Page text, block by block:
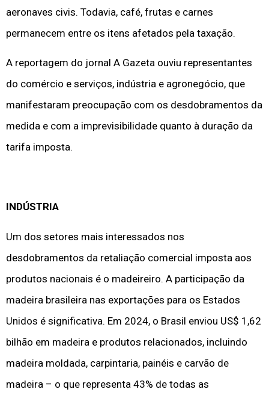
aeronaves civis. Todavia, café, frutas e carnes
permanecem entre os itens afetados pela taxação.
A reportagem do jornal A Gazeta ouviu representantes
do comércio e serviços, indústria e agronegócio, que
manifestaram preocupação com os desdobramentos da
medida e com a imprevisibilidade quanto à duração da
tarifa imposta.
INDÚSTRIA
Um dos setores mais interessados nos
desdobramentos da retaliação comercial imposta aos
produtos nacionais é o madeireiro. A participação da
madeira brasileira nas exportações para os Estados
Unidos é significativa. Em 2024, o Brasil enviou US$ 1,62
bilhão em madeira e produtos relacionados, incluindo
madeira moldada, carpintaria, painéis e carvão de
madeira – o que representa 43% de todas as